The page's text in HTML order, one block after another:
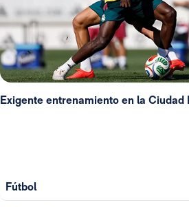
Exigente entrenamiento en la Ciudad
Fútbol